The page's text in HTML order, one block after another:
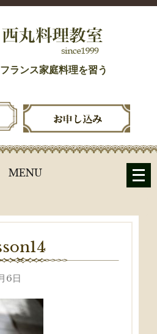
ランス家庭料理を習う
MENU
メ
ニ
ー
6日